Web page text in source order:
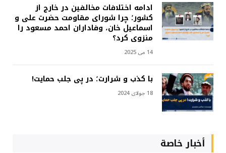
ادامه اختلافات مخالفین در خارج از
کشور؛ چرا شورای مقاومت حضرت علی و
اسماعیل خان، وفاداران احمد مسعود را
منزوی کرد؟
14 می 2025
با کذب و شرارت؛ در پی جلب حمایت!
18 جولای 2024
أخبار خاصة